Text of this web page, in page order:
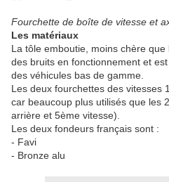
Fourchette de boîte de vitesse et
Les matériaux
La tôle emboutie, moins chère
des bruits en fonctionnement et
des véhicules bas de gamme.
Les deux fourchettes des vitesses
car beaucoup plus utilisés que les
arrière et 5ème vitesse).
Les deux fondeurs français sont :
- Favi
- Bronze alu